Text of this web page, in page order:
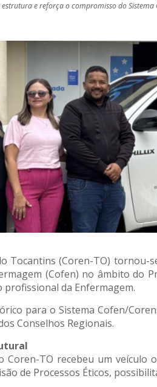
e reforça o compromisso do Sistema
Tocantins (Coren-TO)
(Cofen) no âmbito do
profissional da Enfermagem.
para o Sistema Cofen/
Conselhos Regionais.
TO recebeu um
de Processos Éticos,